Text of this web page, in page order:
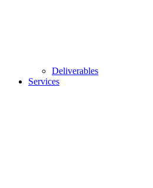
Deliverables
Services